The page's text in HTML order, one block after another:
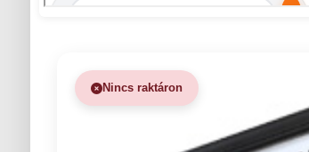
Nincs raktáron